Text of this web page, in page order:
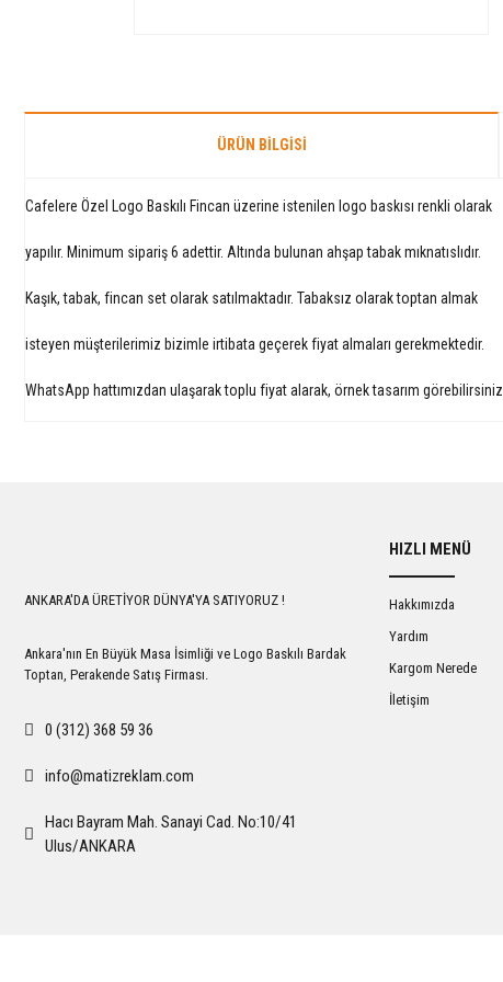
ÜRÜN BILGISI
Cafelere Özel Logo Baskılı Fincan üzerine istenilen logo baskısı renkli olarak
yapılır. Minimum sipariş 6 adettir. Altında bulunan ahşap tabak mıknatıslıdır.
Kaşık, tabak, fincan set olarak satılmaktadır. Tabaksız olarak toptan almak
isteyen müşterilerimiz bizimle irtibata geçerek fiyat almaları gerekmektedir.
WhatsApp hattımızdan ulaşarak toplu fiyat alarak, örnek tasarım görebilirsiniz.
ANKARA'DA ÜRETİYOR DÜNYA'YA SATIYORUZ !
Ankara'nın En Büyük Masa İsimliği ve Logo Baskılı Bardak
Toptan, Perakende Satış Firması.
0 (312) 368 59 36
info@matizreklam.com
Hacı Bayram Mah. Sanayi Cad. No:10/41
Ulus/ANKARA
HIZLI MENÜ
Hakkımızda
Yardım
Kargom Nerede
İletişim